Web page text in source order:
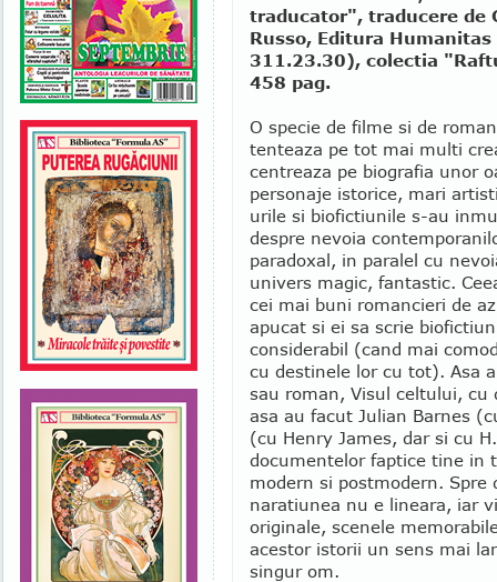
traducator", traducere de
Russo, Editura
311.23.30), colectia
458 pag.
O specie de filme si de
tenteaza pe tot mai multi
centreaza pe biografia unor
personaje istorice, mari
urile si biofictiunile s-au
despre nevoia
paradoxal, in paralel cu
univers magic, fantastic.
cei mai buni romancieri de
apucat si ei sa scrie
considerabil (cand mai
cu destinele lor cu tot). Asa
sau roman, Visul celtului, cu
asa au facut Julian Barnes
(cu Henry James, dar si cu
documentelor faptice tine in
modern si postmodern. Spre
naratiunea nu e lineara, iar
originale, scenele
acestor istorii un sens mai
singur om.